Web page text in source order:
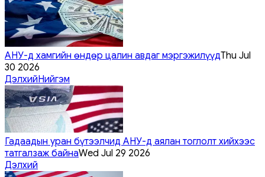
АНУ-д хамгийн өндөр цалин авдаг мэргэжилүүдThu Jul
30 2026
ДэлхийНийгэм
Гадаадын уран бүтээлчид АНУ-д аялан тоглолт хийхээс
татгалзаж байнаWed Jul 29 2026
Дэлхий